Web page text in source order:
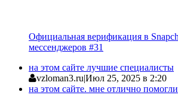
Официальная верификация в
мессенджеров #31
на этом сайте лучшие специалисты
vzloman3.ru|Июл 25, 2025 в 2:20
на этом сайте. мне отлично помогли